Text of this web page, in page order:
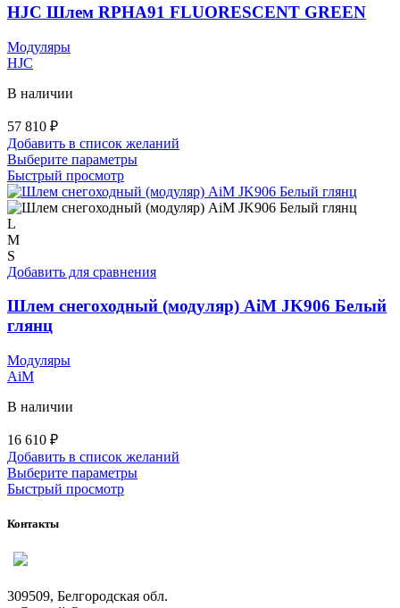
выбрать
на
HJC Шлем RPHA91 FLUORESCENT GREEN
Модуляры
HJC
В наличии
57 810 ₽
Добавить в список желаний
Выберите параметрыЭтот
имеет
несколько
выбрать
странице
товара.
Быстрый просмотр
L
M
S
Добавить для сравнения
Шлем снегоходный (модуляр) AiM JK906 Белый
глянц
Модуляры
AiM
В наличии
16 610 ₽
Добавить в список желаний
Выберите параметрыЭтот
на
Быстрый просмотр
Контакты
309509, Белгородская обл.